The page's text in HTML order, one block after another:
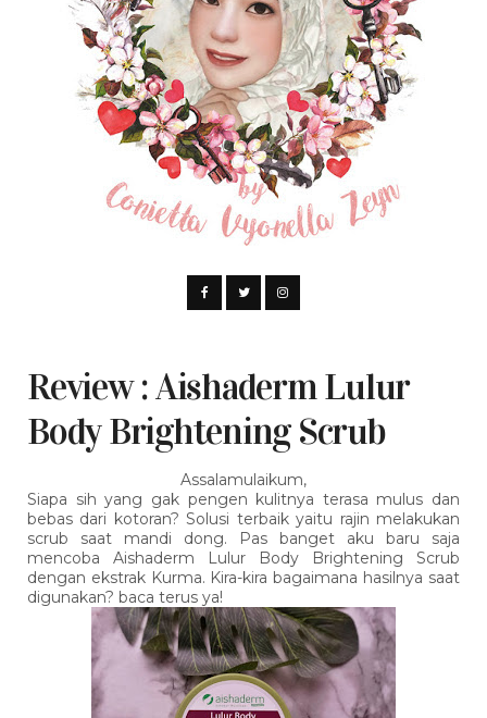
Review : Aishaderm Lulur
Body Brightening Scrub
Assalamulaikum,
Siapa sih yang gak pengen kulitnya terasa mulus dan
bebas dari kotoran? Solusi terbaik yaitu rajin melakukan
scrub saat mandi dong. Pas banget aku baru saja
mencoba Aishaderm Lulur Body Brightening Scrub
dengan ekstrak Kurma. Kira-kira bagaimana hasilnya saat
digunakan? baca terus ya!